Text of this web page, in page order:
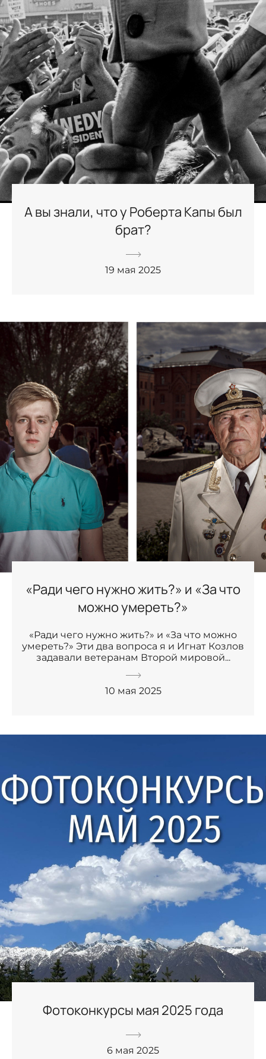
А вы знали, что у Роберта Капы был
брат?
19 мая 2025
«Ради чего нужно жить?» и «За что
можно умереть?»
«Ради чего нужно жить?» и «За что можно
умереть?» Эти два вопроса я и Игнат Козлов
задавали ветеранам Второй мировой...
10 мая 2025
Фотоконкурсы мая 2025 года
6 мая 2025